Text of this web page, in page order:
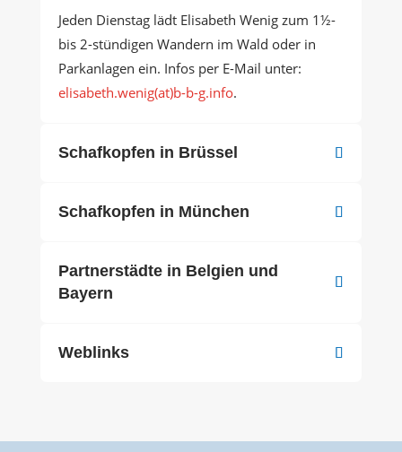
Jeden Dienstag lädt Elisabeth Wenig zum 1½-
bis 2-stündigen Wandern im Wald oder in
Parkanlagen ein. Infos per E-Mail unter:
elisabeth.wenig(at)b-b-g.info.
Schafkopfen in Brüssel
Schafkopfen in München
Partnerstädte in Belgien und
Bayern
Weblinks